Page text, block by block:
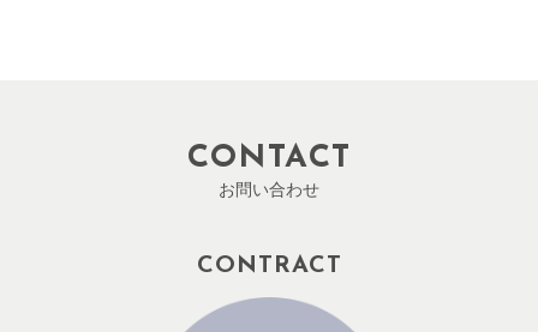
CONTACT
お問い合わせ
CONTRACT